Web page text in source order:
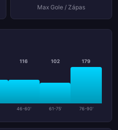
Max Gole / Zápas
116
46-60'
102
61-75'
179
76-90'